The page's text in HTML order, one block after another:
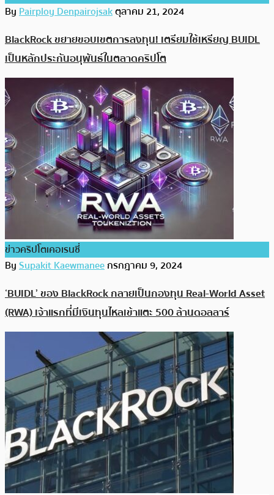
ByPairploy Denpairojsakตุลาคม 21, 2024
BlackRock ขยายขอบเขตการลงทุน! เตรียมใช้เหรียญ BUIDL
เป็นหลักประกันอนุพันธ์ในตลาดคริปโต
ข่าวคริปโตเคอเรนซี่
BySupakit Kaewmaneeกรกฎาคม 9, 2024
‘BUIDL’ ของ BlackRock กลายเป็นกองทุน Real-World Asset
(RWA) เจ้าแรกที่มีเงินทุนไหลเข้าแตะ 500 ล้านดอลลาร์